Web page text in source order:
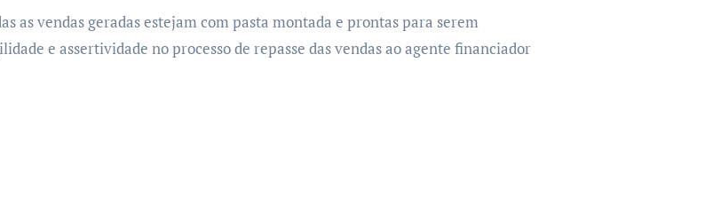
as vendas geradas estejam com pasta montada e prontas para serem
e assertividade no processo de repasse das vendas ao agente financiador